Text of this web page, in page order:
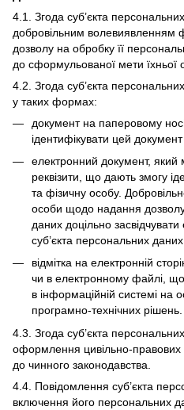
4.1. Згода суб’єкта
добровільним волевиявленням
дозволу на обробку її
до сформульованої мети їхньої
4.2. Згода суб’єкта
у таких формах:
документ на паперовому
ідентифікувати цей
електронний документ, який
реквізити, що дають змогу
та фізичну особу.
особи щодо надання
даних доцільно
суб’єкта персональних
відмітка на електронній
чи в електронному файлі,
в інформаційній системі на
програмно-технічних рішень.
4.3. Згода суб’єкта
оформлення цивільно-правових
до чинного законодавства.
4.4. Повідомлення суб’єкта
включення його персональних